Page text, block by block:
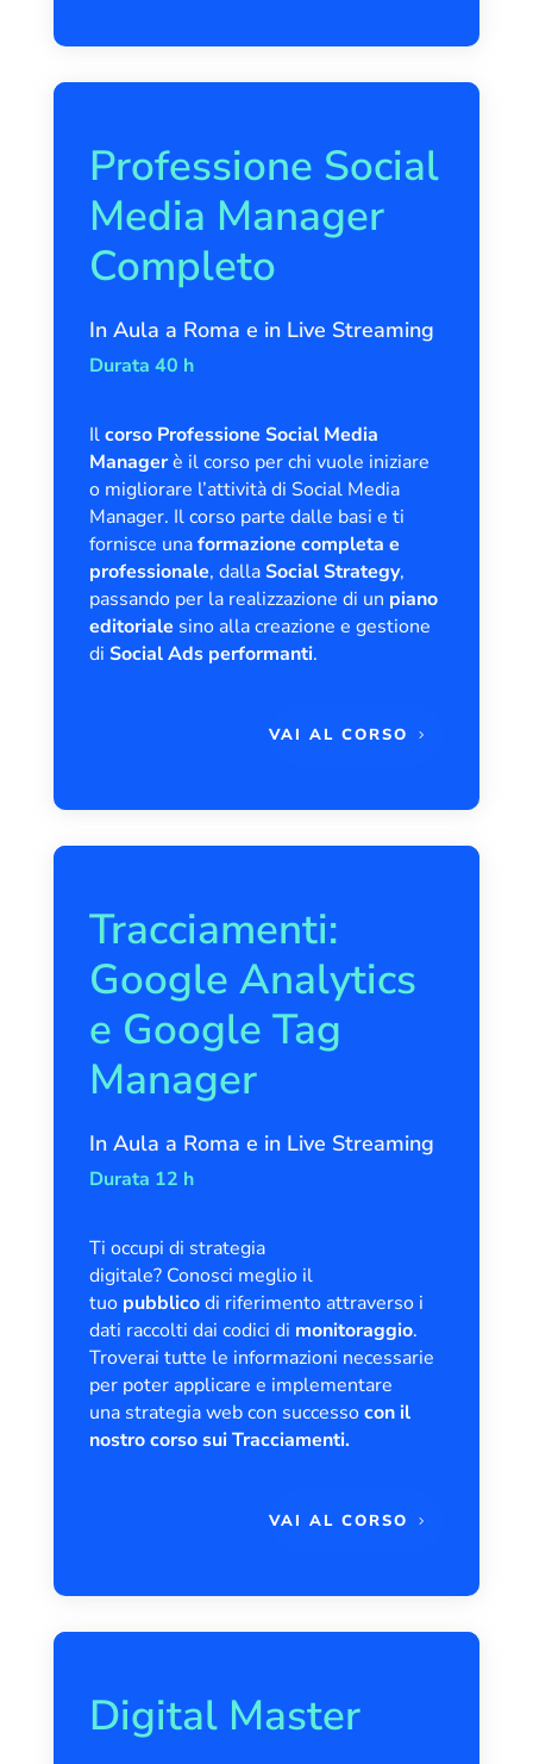
Professione Social
Media Manager
Completo
In Aula a Roma e in Live Streaming
Durata 40 h
Ilcorso Professione Social Media
Managerè il corso per chi vuole iniziare
o migliorare l’attività di Social Media
Manager. Il corso parte dalle basi e ti
fornisce unaformazione completa e
professionale, dallaSocial Strategy,
passando per la realizzazione di un piano
editoriale sino alla creazione e gestione
di Social Ads performanti.
VAI AL CORSO
Tracciamenti:
Google Analytics
e Google Tag
Manager
In Aula a Roma e in Live Streaming
Durata 12 h
Ti occupi di strategia
digitale? Conosci meglio il
tuo pubblicodi riferimento attraverso i
dati raccolti dai codici di monitoraggio.
Troverai tutte le informazioni necessarie
per poter applicare e implementare
una strategia web con successocon il
nostro corso sui Tracciamenti.
VAI AL CORSO
Digital Master